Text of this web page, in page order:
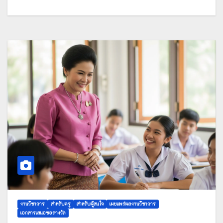
งานวิชาการ สำหรับครู สำหรับผู้สนใจ
เผยแพร่ผลงานวิชาการ
เอกสารเสนอขอรางวัล